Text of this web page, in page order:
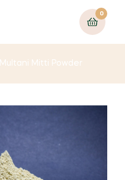
0
Multani Mitti Powder